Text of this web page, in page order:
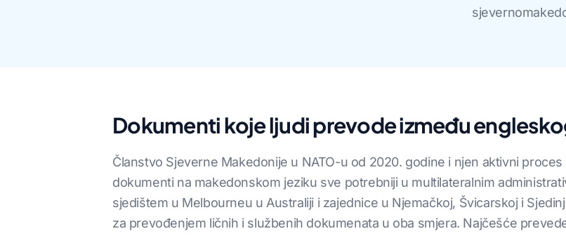
Dokumenti koje ljudi prevode između
Članstvo Sjeverne Makedonije u NATO-u od 2020. godine i njen aktivni
dokumenti na makedonskom jeziku sve potrebniji u multilateralnim
sjedištem u Melbourneu u Australiji i zajednice u Njemačkoj, Švicarskoj i
za prevođenjem ličnih i službenih dokumenata u oba smjera. Najčešće